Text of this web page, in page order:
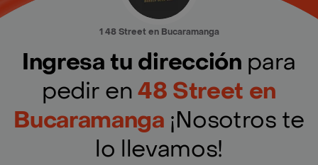
1 48 Street en Bucaramanga
Ingresa tu dirección para
pedir en48 Street en
Bucaramanga ¡Nosotros te
lo llevamos!